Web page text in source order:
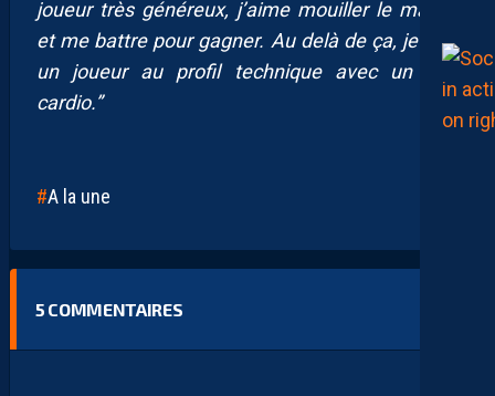
joueur très généreux, j’aime mouiller le maillot
et me battre pour gagner. Au delà de ça, je suis
un joueur au profil technique avec un bon
cardio.”
A la une
5 COMMENTAIRES